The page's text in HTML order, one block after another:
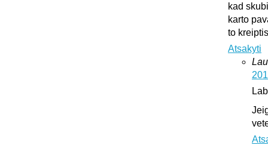
kad
karto
to
Atsakyti